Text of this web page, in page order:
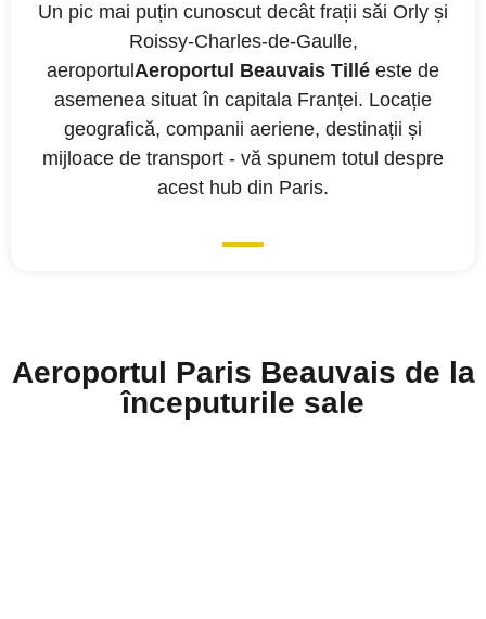
Un pic mai puțin cunoscut decât frații săi Orly și
Roissy-Charles-de-Gaulle,
aeroportul Aeroportul Beauvais Tillé este de
asemenea situat în capitala Franței. Locație
geografică, companii aeriene, destinații și
mijloace de transport - vă spunem totul despre
acest hub din Paris.
Aeroportul Paris Beauvais de la
începuturile sale